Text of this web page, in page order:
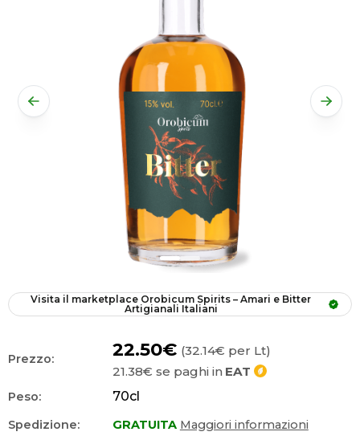
Visita il marketplace Orobicum Spirits – Amari e Bitter
Artigianali Italiani
Prezzo: 22.50€ (32.14€ per Lt)
21.38€ se paghi in EAT
Peso: 70cl
Spedizione: GRATUITA Maggiori informazioni